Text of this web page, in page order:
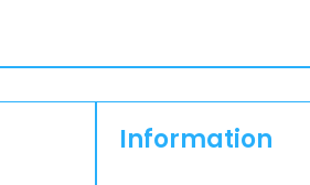
Information